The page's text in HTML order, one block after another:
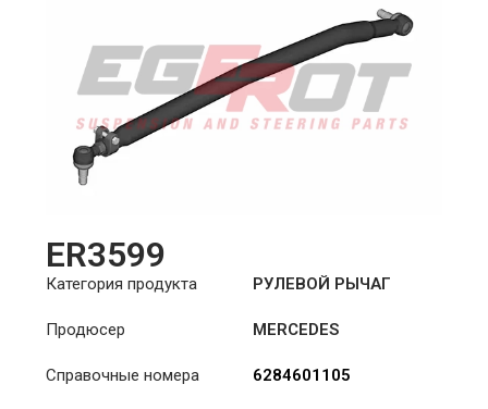
ER3599
Категория продукта РУЛЕВОЙ РЫЧАГ
Продюсер MERCEDES
Справочные номера 6284601105